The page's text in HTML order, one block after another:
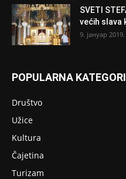
SVETI
većih slava
9. јануар 2019.
POPULARNA
Društvo
Užice
Kultura
Čajetina
Turizam